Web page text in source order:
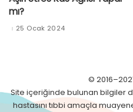
mı?
25 Ocak 2024
©
Site içeriğinde bulunan bilgiler
hastasını tıbbi amaçla